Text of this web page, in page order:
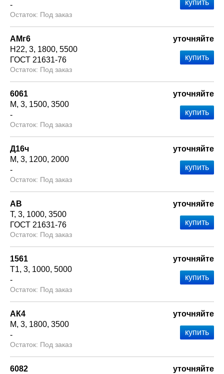
-
Под заказ
АМг6
Н22 3 1800 5500
ГОСТ 21631-76
Под заказ
уточняйте
6061
М 3 1500 3500
-
Под заказ
уточняйте
Д16ч
М 3 1200 2000
-
Под заказ
уточняйте
АВ
Т 3 1000 3500
ГОСТ 21631-76
Под заказ
уточняйте
1561
Т1 3 1000 5000
-
Под заказ
уточняйте
АК4
М 3 1800 3500
-
Под заказ
уточняйте
6082
уточняйте